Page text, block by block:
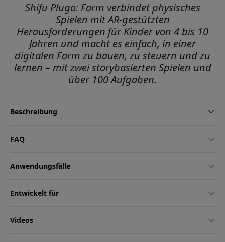
Shifu Plugo: Farm verbindet physisches
Spielen mit AR-gestützten
Herausforderungen für Kinder von 4 bis 10
Jahren und macht es einfach, in einer
digitalen Farm zu bauen, zu steuern und zu
lernen – mit zwei storybasierten Spielen und
über 100 Aufgaben.
Beschreibung
FAQ
Anwendungsfälle
Entwickelt für
Videos